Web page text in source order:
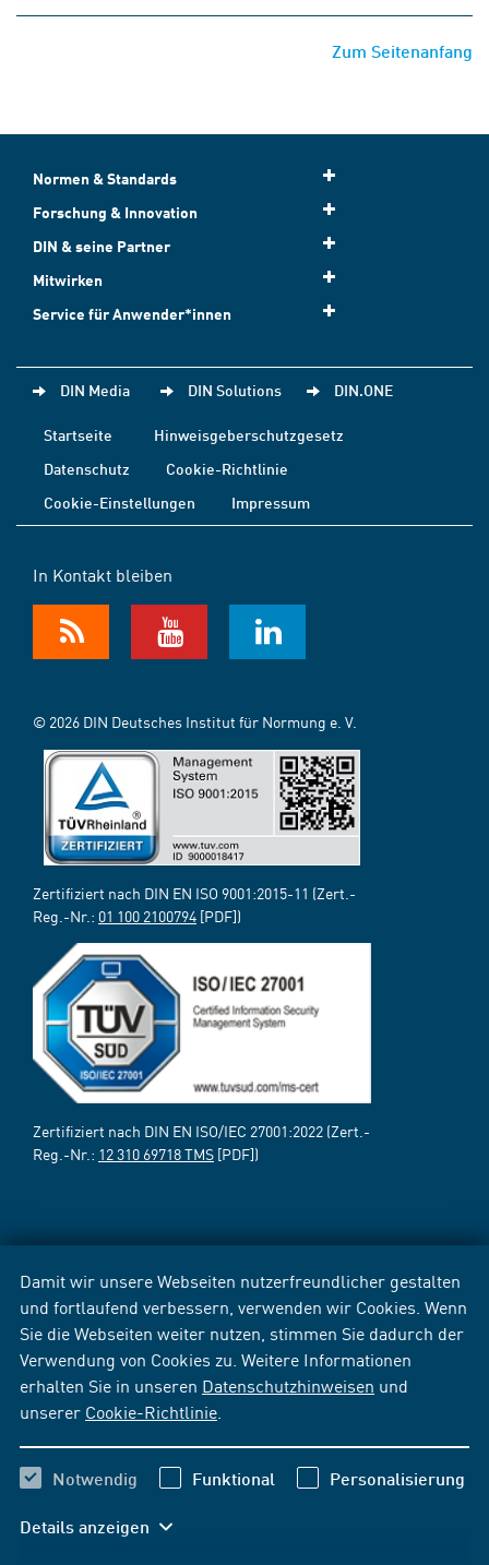
Damit wir unsere Webseiten nutzerfreundlicher gestalten
und fortlaufend verbessern, verwenden wir Cookies. Wenn
Sie die Webseiten weiter nutzen, stimmen Sie dadurch der
Verwendung von Cookies zu. Weitere Informationen
erhalten Sie in unseren Datenschutzhinweisen und
unserer Cookie-Richtlinie
Notwendig Funktional Personalisierung
Details anzeigen
Zum Seitenanfang
Normen & Standards
Forschung & Innovation
DIN & seine Partner
Mitwirken
Service für Anwender*innen
DIN Media DIN Solutions DIN.ONE
Startseite
Hinweisgeberschutzgesetz
Datenschutz
Cookie-Richtlinie
Cookie-Einstellungen
Impressum
In Kontakt bleiben
© 2026 DIN Deutsches Institut für Normung e. V.
Zertifiziert nach DIN EN ISO 9001:2015-11 (Zert.-
Reg.-Nr.: 01 100 2100794 [PDF])
Zertifiziert nach DIN EN ISO/IEC 27001:2022 (Zert.-
Reg.-Nr.: 12 310 69718 TMS [PDF])